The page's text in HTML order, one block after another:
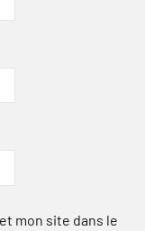
mon site dans le